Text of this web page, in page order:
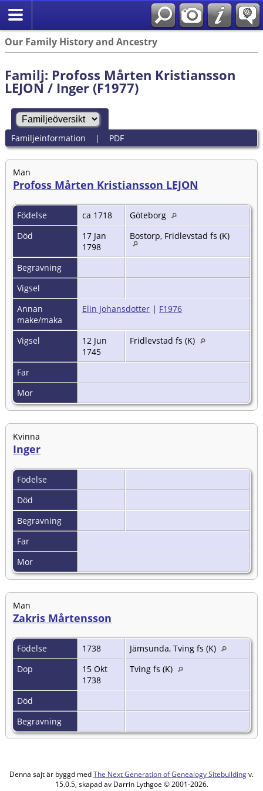
Our Family History and Ancestry
Familj: Profoss Mårten Kristiansson
LEJON / Inger (F1977)
Familjeinformation | PDF
Man
Profoss Mårten Kristiansson LEJON
Födelse ca 1718
Göteborg
Död
17 Jan
1798
Bostorp, Fridlevstad fs (K)
Begravning
Vigsel
Annan
make/maka
Elin Johansdotter | F1976
Vigsel
12 Jun
1745
Fridlevstad fs (K)
Far
Mor
Kvinna
Inger
Födelse
Död
Begravning
Far
Mor
Man
Zakris Mårtensson
Födelse 1738
Jämsunda, Tving fs (K)
Dop
15 Okt
1738
Tving fs (K)
Död
Begravning
Denna sajt är byggd medThe Next Generation of Genealogy Sitebuildingv.
15.0.5, skapad av Darrin Lythgoe © 2001-2026.